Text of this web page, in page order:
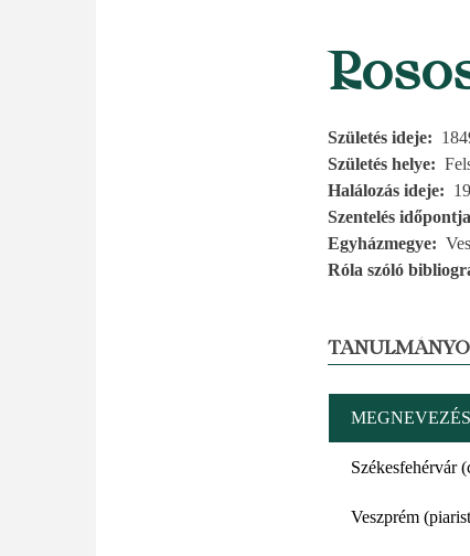
Születés ideje
Születés helye
Halálozás ideje
Szentelés időpontja
Egyházmegye
Róla szóló
MEGNEVEZÉS
Székesfehérvár
Veszprém